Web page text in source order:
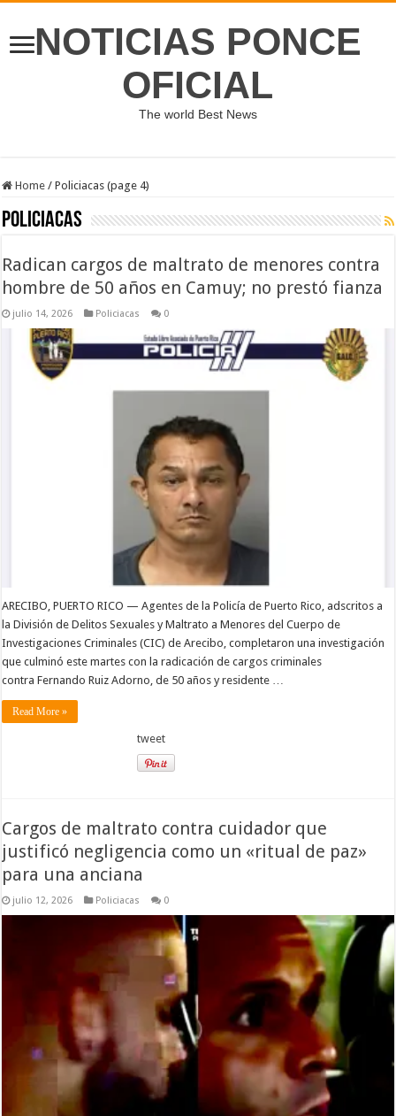
NOTICIAS PONCE
OFICIAL
The world Best News
Home / Policiacas (page 4)
Policiacas
Radican cargos de maltrato de menores contra
hombre de 50 años en Camuy; no prestó fianza
julio 14, 2026 Policiacas 0
ARECIBO, PUERTO RICO — Agentes de la Policía de Puerto Rico, adscritos a
la División de Delitos Sexuales y Maltrato a Menores del Cuerpo de
Investigaciones Criminales (CIC) de Arecibo, completaron una investigación
que culminó este martes con la radicación de cargos criminales
contra Fernando Ruiz Adorno, de 50 años y residente …
Read More »
tweet
Cargos de maltrato contra cuidador que
justificó negligencia como un «ritual de paz»
para una anciana
julio 12, 2026 Policiacas 0